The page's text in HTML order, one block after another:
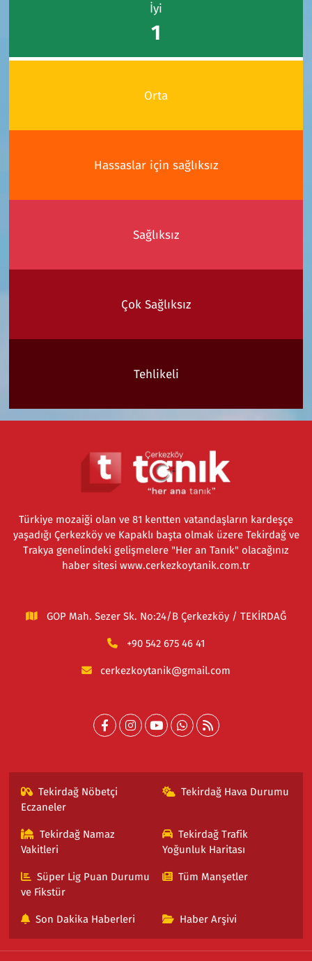
İyi
1
Orta
Hassaslar için sağlıksız
Sağlıksız
Çok Sağlıksız
Tehlikeli
Türkiye mozaiği olan ve 81 kentten vatandaşların kardeşçe
yaşadığı Çerkezköy ve Kapaklı başta olmak üzere Tekirdağ ve
Trakya genelindeki gelişmelere "Her an Tanık" olacağınız
haber sitesi www.cerkezkoytanik.com.tr
GOP Mah. Sezer Sk. No:24/B Çerkezköy / TEKİRDAĞ
+90 542 675 46 41
cerkezkoytanik@gmail.com
Tekirdağ Nöbetçi
Eczaneler
Tekirdağ Hava Durumu
Tekirdağ Namaz
Vakitleri
Tekirdağ Trafik
Yoğunluk Haritası
Süper Lig Puan Durumu
ve Fikstür
Tüm Manşetler
Son Dakika Haberleri Haber Arşivi